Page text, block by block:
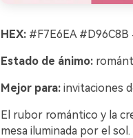
HEX:#F7E6EA #D96C8B
Estado de ánimo:
Mejor para:invitaciones
El rubor romántico y la
mesa iluminada por el